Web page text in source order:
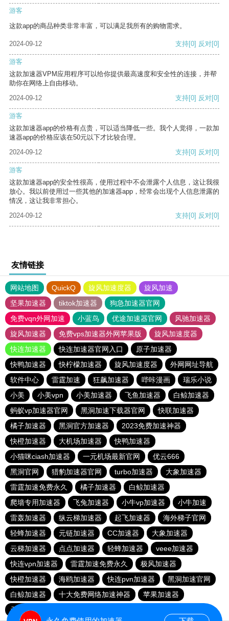
游客
这款app的商品种类非常丰富，可以满足我所有的购物需求。
2024-09-12 支持[0] 反对[0]
游客
这款加速器VPM应用程序可以给你提供最高速度和安全性的连接，并帮
助你在网络上自由移动。
2024-09-12
支持[0] 反对[0]
游客
这款加速器app的价格有点贵，可以适当降低一些。我个人觉得，一款加
速器app的价格应该在50元以下才比较合理。
2024-09-12
支持[0] 反对[0]
游客
这款加速器app的安全性很高，使用过程中不会泄露个人信息，这让我很
放心。我以前使用过一些其他的加速器app，经常会出现个人信息泄露的
情况，这让我非常担心。
2024-09-12
支持[0] 反对[0]
友情链接
网站地图 QuickQ 旋风加速度器
旋风加速
坚果加速器
tiktok加速器
狗急加速器官网
免费vqn外网加速
小蓝鸟 优途加速器官网
风驰加速器
旋风加速器
免费vps加速器外网苹果版
旋风加速度器
快连加速器
快连加速器官网入口
原子加速器
快鸭加速器
快柠檬加速器 旋风加速度器
外网网址导航
软件中心
雷霆加速 狂飙加速器 哔咔漫画
瑞乐小说
小美
小美vpn 小美加速器 飞鱼加速器
白鲸加速器
蚂蚁vp加速器官网
黑洞加速下载器官网
快联加速器
橘子加速器
黑洞官方加速器
2023免费加速神器
快橙加速器
大机场加速器
快鸭加速器
小猫咪ciash加速器
一元机场最新官网
优云666
黑洞官网
猎豹加速器官网 turbo加速器
大象加速器
雷霆加速免费永久
橘子加速器
白鲸加速器
爬墙专用加速器
飞兔加速器 小牛vp加速器
小牛加速
雷轰加速器
纵云梯加速器 起飞加速器
海外梯子官网
轻蜂加速器
元链加速器 CC加速器
大象加速器
云梯加速器
点点加速器 轻蜂加速器
veee加速器
快连vρn加速器
雷霆加速免费永久
极风加速器
快橙加速器
海鸥加速器 快连pvn加速器
黑洞加速官网
白鲸加速器
十大免费网络加速神器
苹果加速器
元链加速器